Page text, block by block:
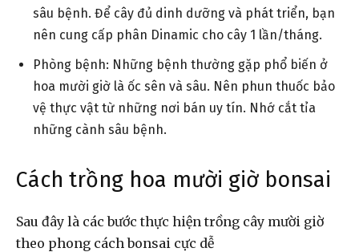
sâu bệnh. Để cây đủ dinh dưỡng và phát triển, bạn
nên cung cấp phân Dinamic cho cây 1 lần/tháng.
Phòng bệnh: Những bệnh thường gặp phổ biến ở
hoa mười giờ là ốc sên và sâu. Nên phun thuốc bảo
vệ thực vật từ những nơi bán uy tín. Nhớ cắt tỉa
những cành sâu bệnh.
Cách trồng hoa mười giờ bonsai
Sau đây là các bước thực hiện trồng cây mười giờ
theo phong cách bonsai cực dễ